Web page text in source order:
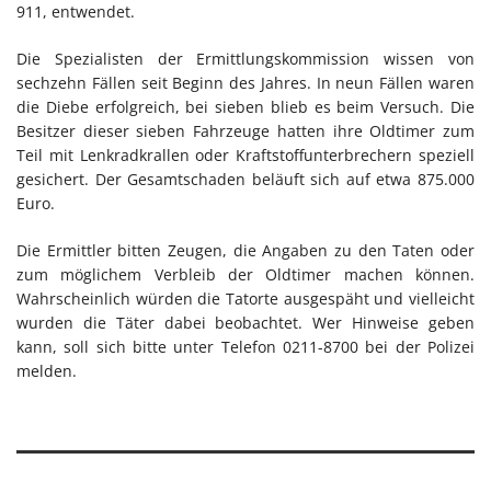
911, entwendet.
Die Spezialisten der Ermittlungskommission wissen von
sechzehn Fällen seit Beginn des Jahres. In neun Fällen waren
die Diebe erfolgreich, bei sieben blieb es beim Versuch. Die
Besitzer dieser sieben Fahrzeuge hatten ihre Oldtimer zum
Teil mit Lenkradkrallen oder Kraftstoffunterbrechern speziell
gesichert. Der Gesamtschaden beläuft sich auf etwa 875.000
Euro.
Die Ermittler bitten Zeugen, die Angaben zu den Taten oder
zum möglichem Verbleib der Oldtimer machen können.
Wahrscheinlich würden die Tatorte ausgespäht und vielleicht
wurden die Täter dabei beobachtet. Wer Hinweise geben
kann, soll sich bitte unter Telefon 0211-8700 bei der Polizei
melden.